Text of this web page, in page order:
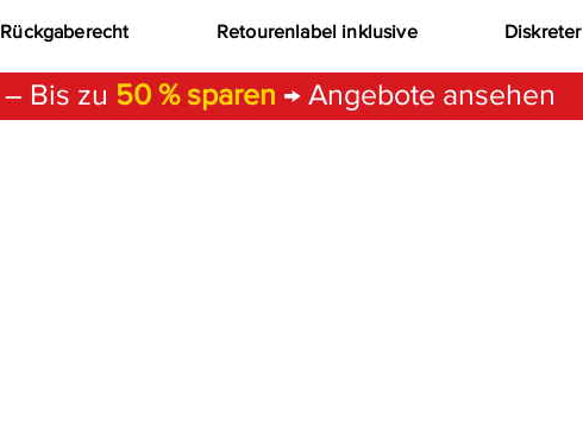
Retourenlabel inklusive
– Bis zu 50 % sparen → Angebote ansehen